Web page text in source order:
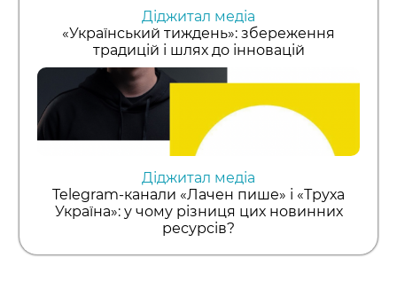
Діджитал медіа
«Український тиждень»: збереження
традицій і шлях до інновацій
Діджитал медіа
Telegram-канали «Лачен пише» і «Труха
Україна»: у чому різниця цих новинних
ресурсів?